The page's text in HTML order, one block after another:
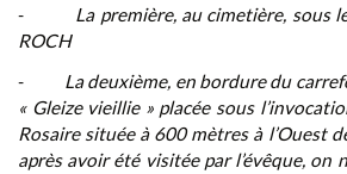
- La première, au cimetière, sous
ROCH
- La deuxième, en bordure du
« Gleize vieillie » placée sous
Rosaire située à 600 mètres à l’Ouest
après avoir été visitée par l’évêque, on